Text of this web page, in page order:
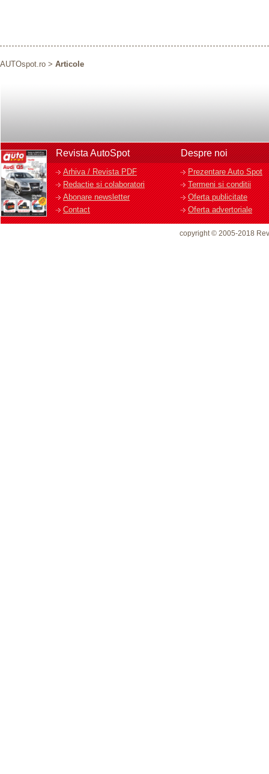
AUTOspot.ro > Articole
Revista AutoSpot
Arhiva / Revista PDF
Redactie si colaboratori
Abonare newsletter
Contact
Despre noi
Prezentare Auto Spot
Termeni si conditii
Oferta publicitate
Oferta advertoriale
copyright © 2005-2018